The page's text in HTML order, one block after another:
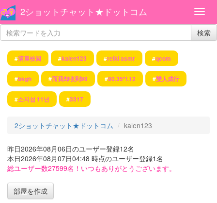
2ショットチャット★ドットコム
検索
#清晨校园 #kalen123 #reiki asmr #qcom
#bkgh #而我却收到99 #80.35*!.12 #雙人成行
#소지섭 11년 #3317
2ショットチャット★ドットコム kalen123
昨日2026年08月06日のユーザー登録12名
本日2026年08月07日04:48 時点のユーザー登録1名
総ユーザー数27599名！いつもありがとうございます。
部屋を作成